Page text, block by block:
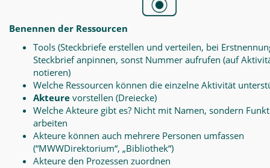
Benennen der Ressourcen
Tools (Steckbriefe erstellen und verteilen, bei
Steckbrief anpinnen, sonst Nummer aufrufen (auf
notieren)
Welche Ressourcen können die einzelne Aktivität
Akteure vorstellen (Dreiecke)
Welche Akteure gibt es? Nicht mit Namen, sondern
arbeiten
Akteure können auch mehrere Personen umfassen
(“MWWDirektorium“, „Bibliothek“)
Akteure den Prozessen zuordnen